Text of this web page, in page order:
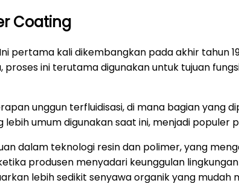
Coating
pertama kali dikembangkan pada akhir tahun
ini terutama digunakan untuk tujuan
unggun terfluidisasi, di mana bagian yang
umum digunakan saat ini, menjadi populer
dalam teknologi resin dan polimer, yang
produsen menyadari keunggulan
lebih sedikit senyawa organik yang